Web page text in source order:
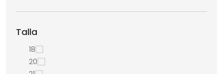
Talla
18
20